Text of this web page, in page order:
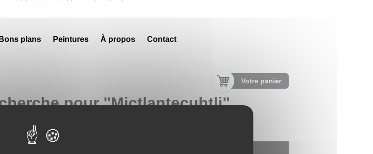
Bons plans Peintures À propos Contact
Votre panier
pour "Mictlantecuhtli"